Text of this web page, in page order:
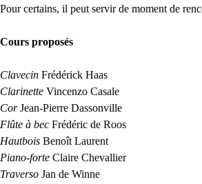
Pour certains, il peut servir de moment de
Cours proposés
Clavecin Frédérick Haas
Clarinette Vincenzo Casale
CorJean-Pierre Dassonville
Flûte à bec Frédéric de Roos
Hautbois Benoît Laurent
Piano-forte Claire Chevallier
Traverso Jan de Winne